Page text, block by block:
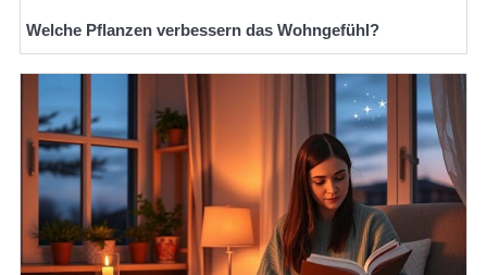
Welche Pflanzen verbessern das Wohngefühl?